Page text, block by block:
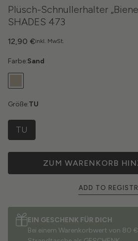
Plüsch-Schnullerhalter
SHADES 473
inkl. MwSt.
12,90 €
Farbe:Sand
Größe:TU
TU
ZUM WARENKORB
ADD TO
EIN GESCHENK FÜR DICH
Bei einem Warenkorbwert von 80